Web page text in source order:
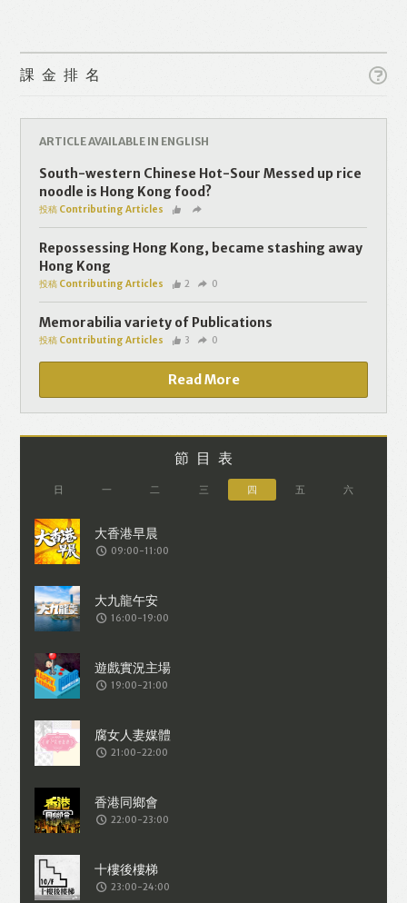
Like Facebook
課金排名
ARTICLE AVAILABLE IN ENGLISH
South-western Chinese Hot-Sour Messed up rice
noodle is Hong Kong food?
投稿 Contributing Articles
Repossessing Hong Kong, became stashing away
Hong Kong
投稿 Contributing Articles 2 0
Memorabilia variety of Publications
投稿 Contributing Articles 3 0
Read More
節目表
日 一 二 三 四 五 六
09:00-11:00
16:00-19:00
19:00-21:00
21:00-22:00
22:00-23:00
23:00-24:00